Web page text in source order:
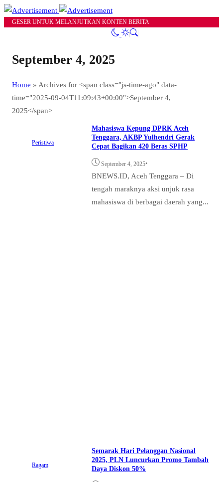
GESER UNTUK MELANJUTKAN KONTEN BERITA
September 4, 2025
Home » Archives for <span class="js-time-ago" data-
time="2025-09-04T11:09:43+00:00">September 4,
2025</span>
Peristiwa
Mahasiswa Kepung DPRK Aceh
Tenggara, AKBP Yulhendri Gerak
Cepat Bagikan 420 Beras SPHP
September 4, 2025•
BNEWS.ID, Aceh Tenggara – Di
tengah maraknya aksi unjuk rasa
mahasiswa di berbagai daerah yang...
Ragam
Semarak Hari Pelanggan Nasional
2025, PLN Luncurkan Promo Tambah
Daya Diskon 50%